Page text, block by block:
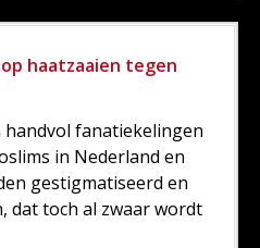
haatzaaien tegen
fanatiekelingen
in Nederland en
gestigmatiseerd en
dat toch al zwaar wordt